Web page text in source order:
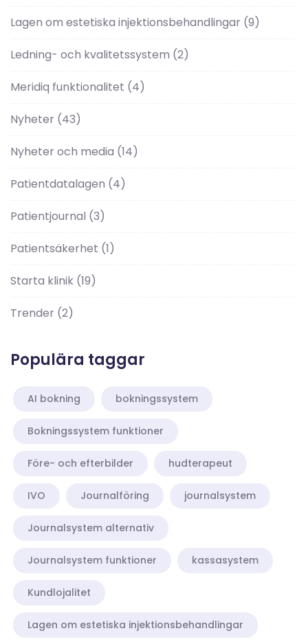
Lagen om estetiska injektionsbehandlingar (9)
Ledning- och kvalitetssystem (2)
Meridiq funktionalitet (4)
Nyheter (43)
Nyheter och media (14)
Patientdatalagen (4)
Patientjournal (3)
Patientsäkerhet (1)
Starta klinik (19)
Trender (2)
Populära taggar
AI bokning bokningssystem
Bokningssystem funktioner
Före- och efterbilder hudterapeut
IVO Journalföring journalsystem
Journalsystem alternativ
Journalsystem funktioner kassasystem
Kundlojalitet
Lagen om estetiska injektionsbehandlingar